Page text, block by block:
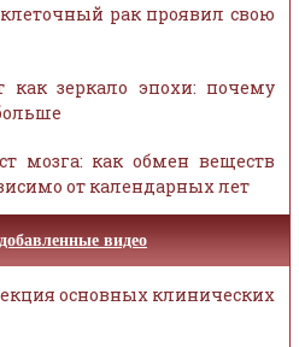
рак проявил свою
как зеркало эпохи: почему
мозга: как обмен веществ
от календарных лет
видео
основных клинических